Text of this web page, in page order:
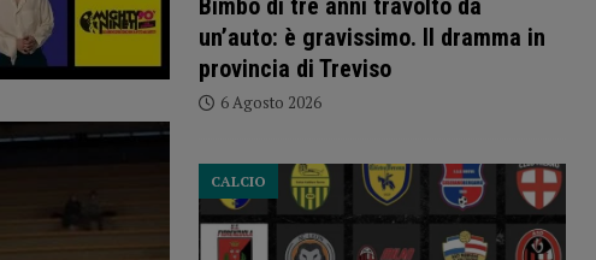
Bimbo di tre anni travolto da
un’auto: è gravissimo. Il dramma in
provincia di Treviso
6 Agosto 2026
CALCIO